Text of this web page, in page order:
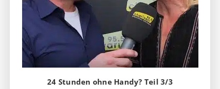
24 Stunden ohne Handy? Teil 3/3